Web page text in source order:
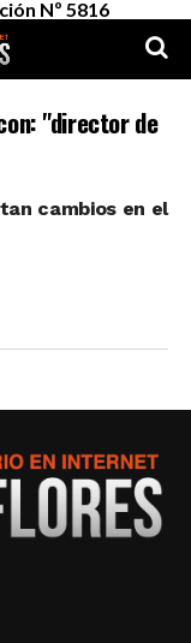
Nº 5816
"director de
cambios en el